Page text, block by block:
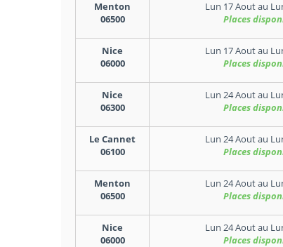
Menton
06500
Lun 17 Aoutau
Places
Nice
06000
Lun 17 Aoutau
Places
Nice
06300
Lun 24 Aoutau
Places
Le Cannet
06100
Lun 24 Aoutau
Places
Menton
06500
Lun 24 Aoutau
Places
Nice
06000
Lun 24 Aoutau
Places